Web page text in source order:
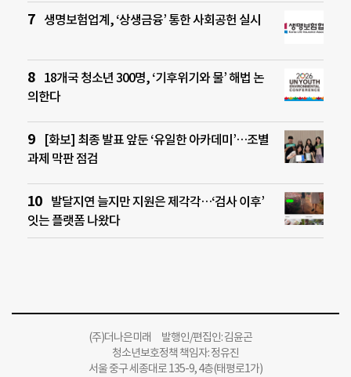
생명보험업계, ‘상생금융’ 통한 사회공헌 실시
18개국 청소년 300명, ‘기후위기와 물’ 해법 논
의한다
[화보] 최종 발표 앞둔 ‘유일한 아카데미’…조별
과제 막판 점검
발달지연 늘지만 지원은 제각각…‘검사 이후’
잇는 플랫폼 나왔다
(주)더나은미래 발행인/편집인: 김윤곤
청소년보호정책 책임자: 정유진
서울 중구 세종대로 135-9, 4층(태평로1가)